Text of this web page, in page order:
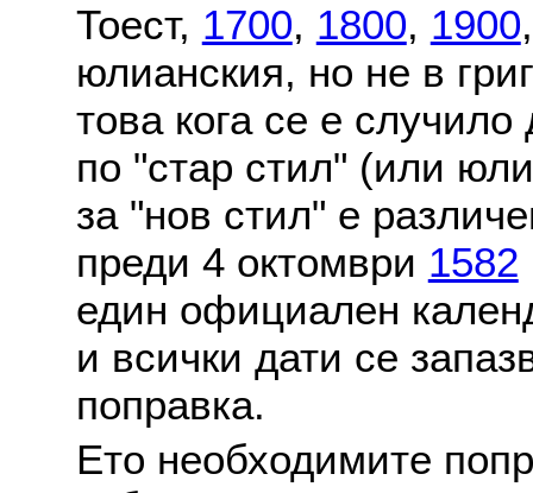
Тоест, 1700, 1800, 1900
юлианския, но не в
това кога се е
по "стар стил" (или
за "нов стил" е
преди 4 октомври 1582
един официален
и всички дати се
поправка.
Ето необходимите